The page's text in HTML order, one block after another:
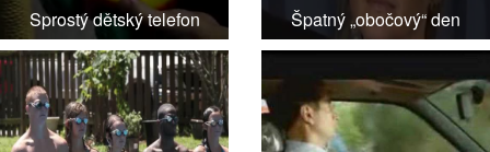
Sprostý dětský telefon Špatný „obočový“ den